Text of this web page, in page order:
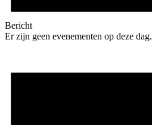
Bericht
Er zijn geen evenementen op deze dag.